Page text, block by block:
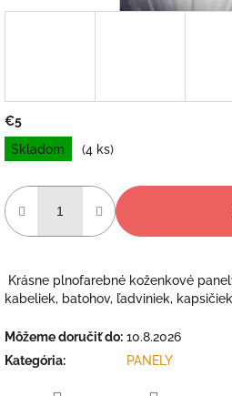
€5
Jednotková
cena:
Skladom (4 ks)
Krásne plnofarebné koženkové
kabeliek, batohov, ľadviniek,
Môžeme doručiť do: 10.8.2026
Kategória: PANELY